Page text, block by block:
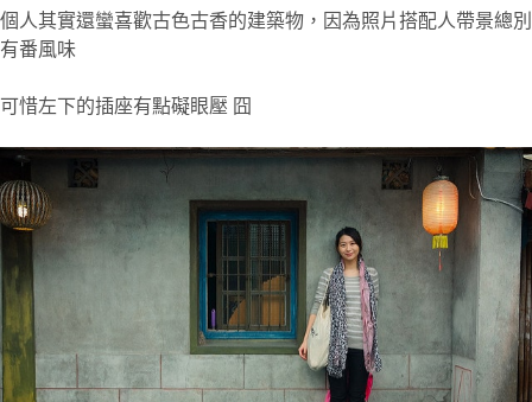
個人其實還蠻喜歡古色古香的建築物，因為照片搭配人帶景總別
有番風味
可惜左下的插座有點礙眼壓 囧